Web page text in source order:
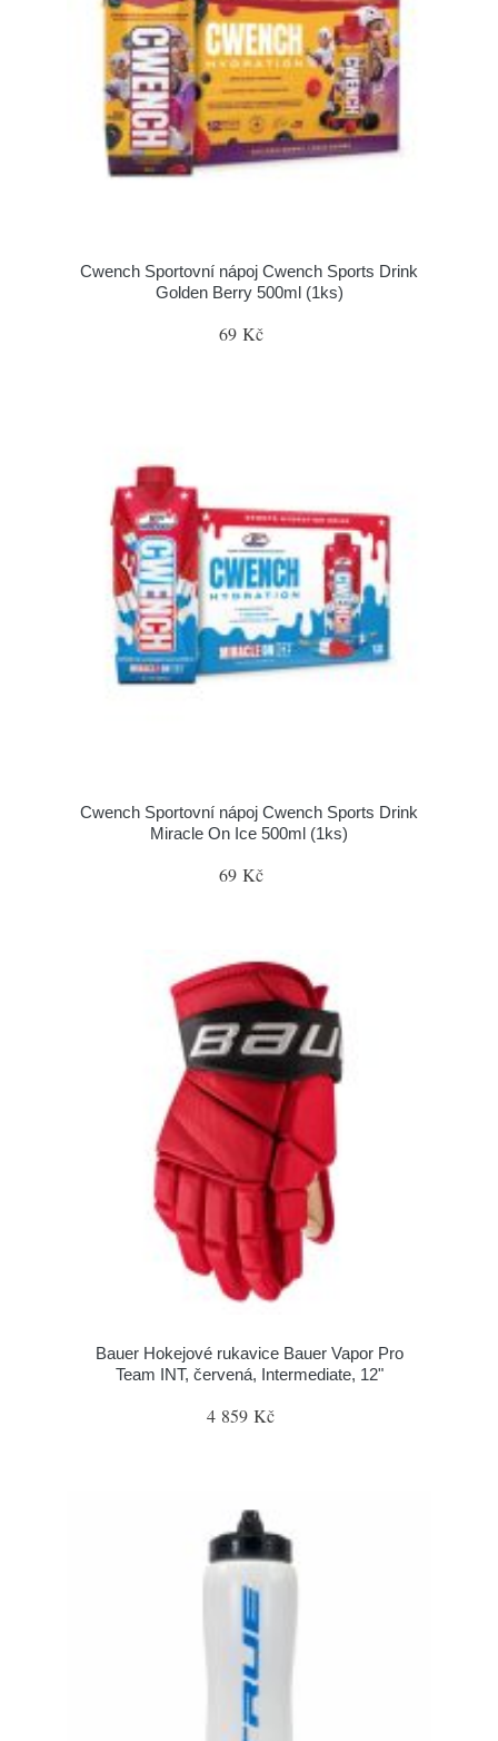
Cwench Sportovní nápoj Cwench Sports Drink
Golden Berry 500ml (1ks)
69 Kč
Cwench Sportovní nápoj Cwench Sports Drink
Miracle On Ice 500ml (1ks)
69 Kč
Bauer Hokejové rukavice Bauer Vapor Pro
Team INT, červená, Intermediate, 12"
4 859 Kč